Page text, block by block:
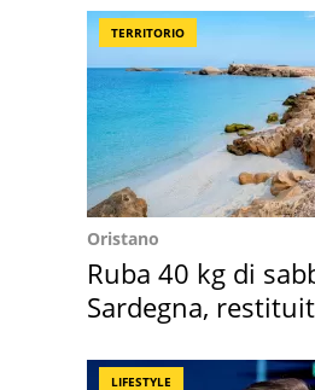
TERRITORIO
Oristano
Ruba 40 kg di
Sardegna,
LIFESTYLE